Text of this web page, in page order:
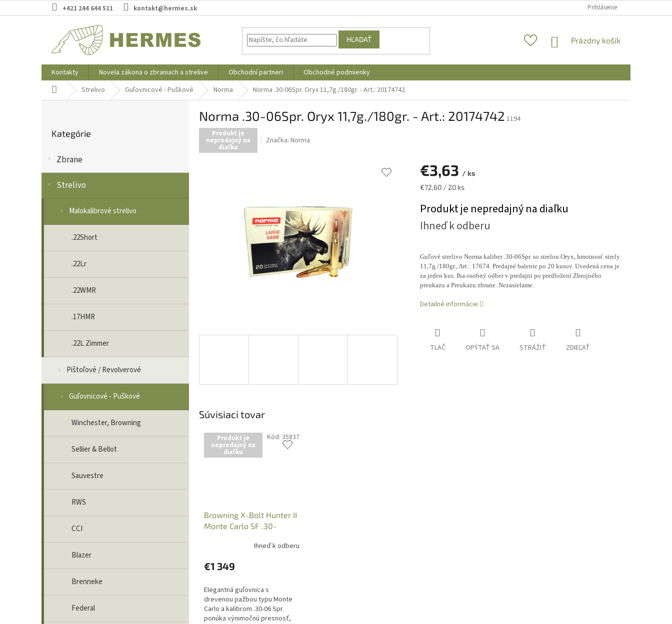
na
+421 244 644 511 kontakt@hermes.sk Prihlásenie
HĽADAŤ
NÁKUPNÝ
Prázdny košík
Kontakty Novela zákona o zbraniach a strelive Obchodní partneri
Obchodné podmienky
DomovStrelivo Guľovnicové - Puškové Norma Norma .30-06Spr. Oryx 11,7g./180gr. - Art.: 20174742
a
kategórie
Kategórie
Zbrane
Strelivo
Malokalibrové strelivo
.22Short
.22Lr
.22WMR
.17HMR
.22L Zimmer
Pištoľové / Revolverové
Guľovnicové - Puškové
Winchester, Browning
Sellier & Bellot
Sauvestre
RWS
CCI
Blazer
Brenneke
Federal
Norma .30-06Spr. Oryx 11,7g./180gr. - Art.: 20174742 1194
Produkt je
nepredajný na
diaľku
Značka: Norma
€3,63 / ks
Jednotková
€72,60 / 20 ks
Produkt je nepredajný na diaľku
Ihneď k odberu
Guľové strelivo Norma kaliber .30-06Spr. so strelou Oryx, hmotnosť strely
11,7g./180gr., Art.: 17674. Predajné balenie po 20 kusov. Uvedená cena je
za jeden kus. Iba osobný odber v predajni po predložení Zbrojného
preukazu a Preukazu zbrane. Nezasielame.
Detailné informácie
TLAČ OPÝTAŤ SA STRÁŽIŤ ZDIEĽAŤ
Súvisiaci tovar
Produkt je
nepredajný na
diaľku
Browning X-Bolt Hunter II
Monte Carlo SF .30-
Ihneď k odberu
€1 349
Elegantná guľovnica s
drevenou pažbou typu Monte
Carlo a kalibrom .30-06 Spr.
ponúka výnimočnú presnosť,
Kód: 35837